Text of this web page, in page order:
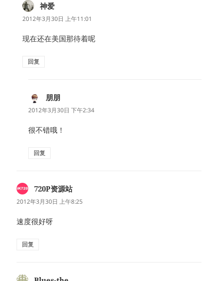
神爱
道：
2012年3月30日 上午11:01
现在还在美国那待着呢
回复
朋朋
道：
2012年3月30日 下午2:34
很不错哦！
回复
720P资源站说
道：
2012年3月30日 上午8:25
速度很好呀
回复